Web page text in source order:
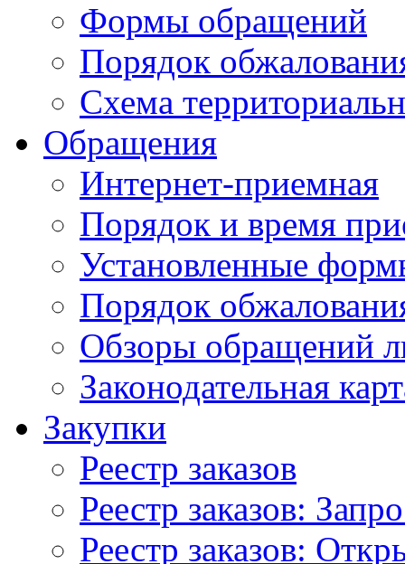
Формы обращений
Порядок
Схема
Обращения
Интернет-приемная
Порядок и время
Установленные
Порядок
Обзоры обращений
Законодательная
Закупки
Реестр заказов
Реестр заказов:
Реестр заказов: